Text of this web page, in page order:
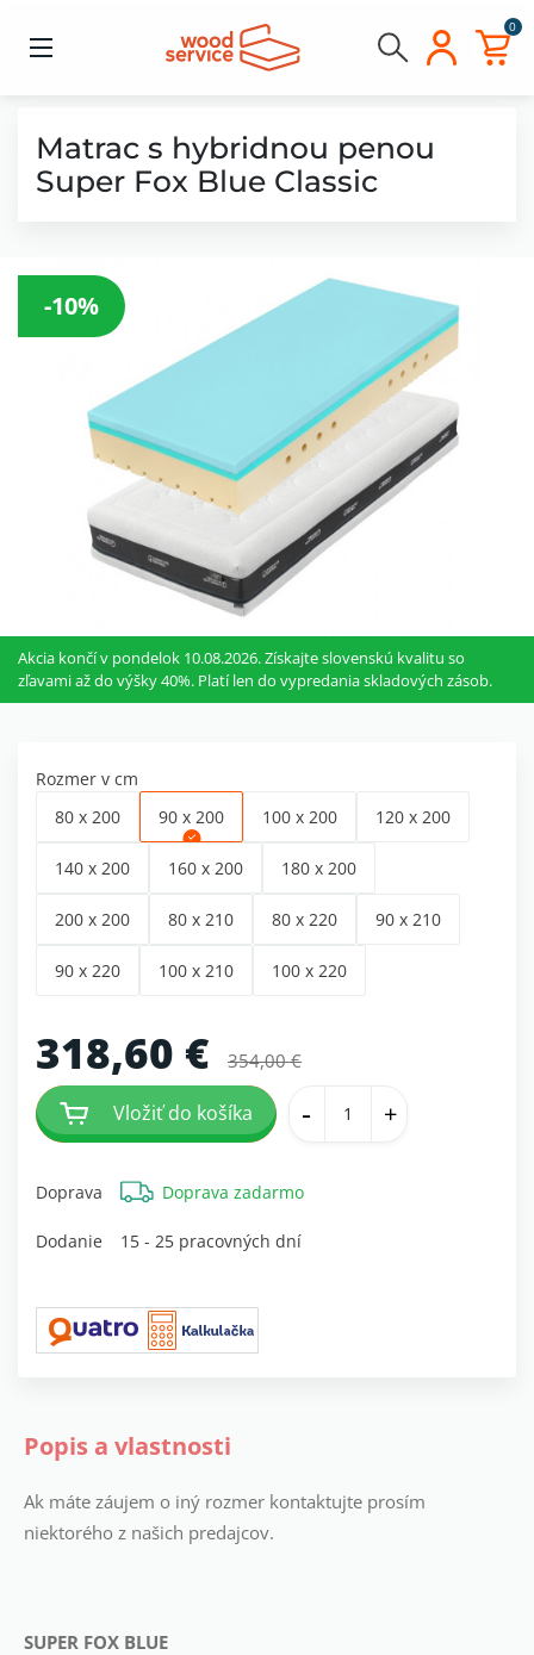
0
Matrac s hybridnou penou
Super Fox Blue Classic
Akcia končí v pondelok 10.08.2026. Získajte slovenskú kvalitu so
zľavami až do výšky 40%. Platí len do vypredania skladových zásob.
-10%
Rozmer v cm
80 x 200
90 x 200 100 x 200 120 x 200
140 x 200 160 x 200 180 x 200
200 x 200 80 x 210 80 x 220 90 x 210
90 x 220 100 x 210 100 x 220
318,60 € 354,00 €
Vložiť do košíka - +
Doprava Doprava zadarmo
Dodanie 15 - 25 pracovných dní
Popis a vlastnosti
Ak máte záujem o iný rozmer kontaktujte prosím
niektorého z našich predajcov.
SUPER FOX BLUE